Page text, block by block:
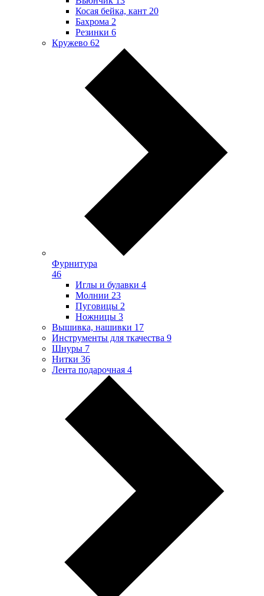
Косая бейка, кант 20
Бахрома 2
Резинки 6
Кружево 62
Фурнитура
46
Иглы и булавки 4
Молнии 23
Пуговицы 2
Ножницы 3
Вышивка, нашивки 17
Инструменты для ткачества 9
Шнуры 7
Нитки 36
Лента подарочная 4